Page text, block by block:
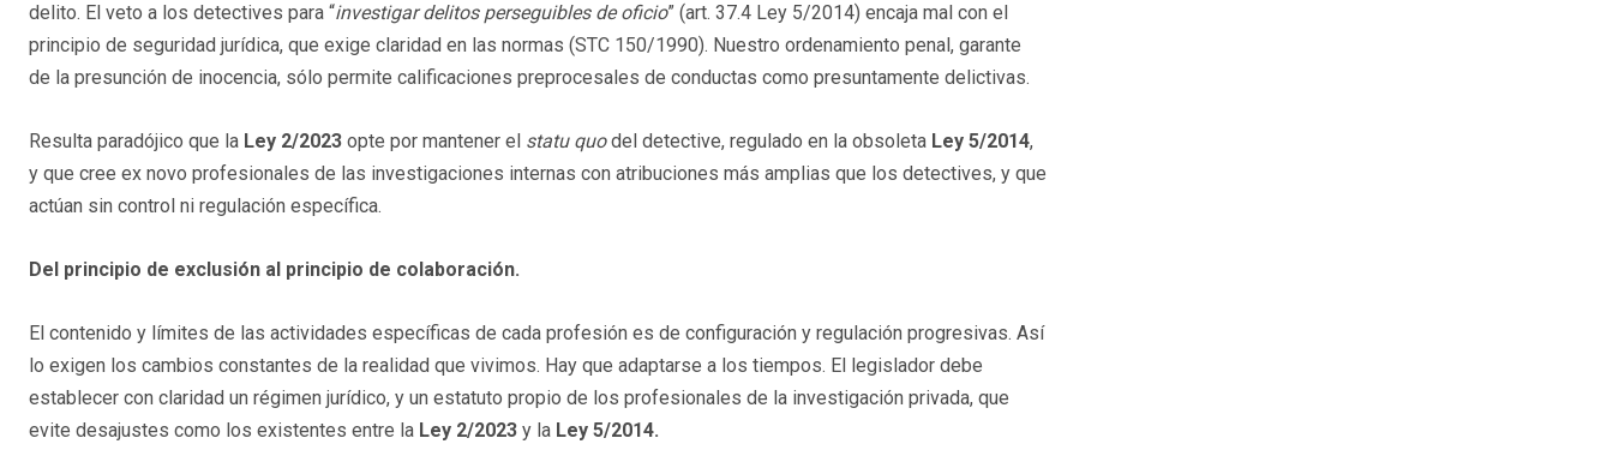
delito. El veto a los detectives para “investigar delitos perseguibles de oficio” (art. 37.4 Ley 5/2014) encaja mal con el
principio de seguridad jurídica, que exige claridad en las normas (STC 150/1990). Nuestro ordenamiento penal, garante
de la presunción de inocencia, sólo permite calificaciones preprocesales de conductas como presuntamente delictivas.
Resulta paradójico que la Ley 2/2023 opte por mantener el statu quodel detective, regulado en la obsoleta Ley 5/2014,
y que cree ex novo profesionales de las investigaciones internas con atribuciones más amplias que los detectives, y que
actúan sin control ni regulación específica.
Del principio de exclusión al principio de colaboración.
El contenido y límites de las actividades específicas de cada profesión es de configuración y regulación progresivas. Así
lo exigen los cambios constantes de la realidad que vivimos. Hay que adaptarse a los tiempos. El legislador debe
establecer con claridad un régimen jurídico, y un estatuto propio de los profesionales de la investigación privada, que
evite desajustes como los existentes entre la Ley 2/2023 y la Ley 5/2014.